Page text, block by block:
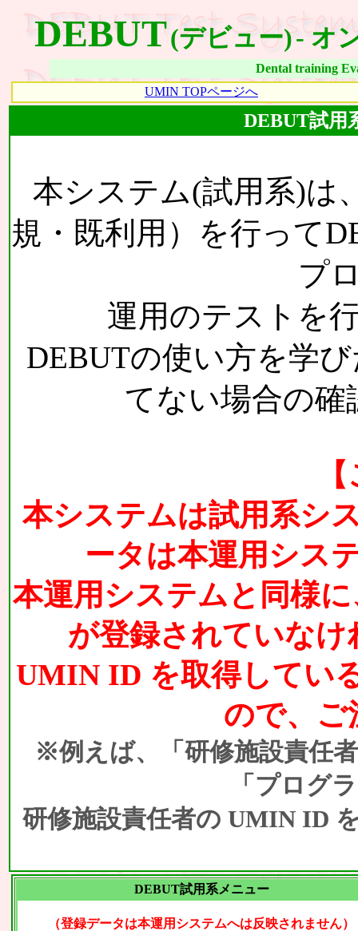
DEBUT(デビュー)- オ
Dental training
UMIN TOPページへ
DEBUT試用
本システム(試用系)は
規・既利用）を行って
プ
運用のテストを
DEBUTの使い方を学
てない場合の
本システムは試用系シ
ータは本運用シス
本運用システムと同様
が登録されていな
UMIN ID を取得してい
ので、ご
※例えば、「研修施設責任
「プログ
研修施設責任者の UMIN ID
DEBUT試用系メニュー
（登録データは本運用システムへは反映されません）